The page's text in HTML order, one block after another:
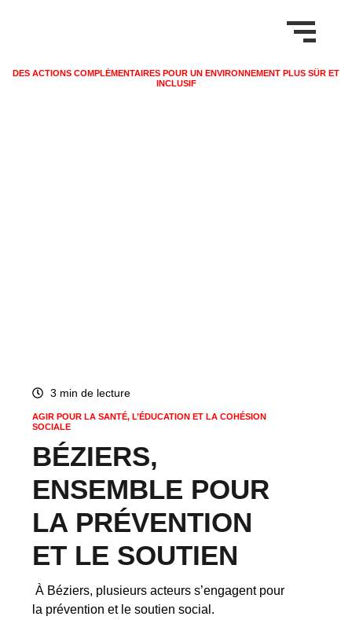
DES ACTIONS COMPLÉMENTAIRES POUR UN ENVIRONNEMENT PLUS SÛR ET
INCLUSIF
3 min de lecture
AGIR POUR LA SANTÉ, L’ÉDUCATION ET LA COHÉSION
SOCIALE
BÉZIERS,
ENSEMBLE POUR
LA PRÉVENTION
ET LE SOUTIEN
À Béziers, plusieurs acteurs s’engagent pour
la prévention et le soutien social.